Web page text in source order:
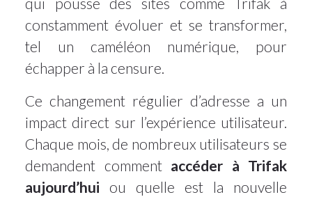
constamment évoluer et se transformer,
tel un caméléon numérique, pour
échapper à la censure.
Ce changement régulier d’adresse a un
impact direct sur l’expérience utilisateur.
Chaque mois, de nombreux utilisateurs se
demandent comment accéder à Trifak
aujourd’hui ou quelle est la nouvelle